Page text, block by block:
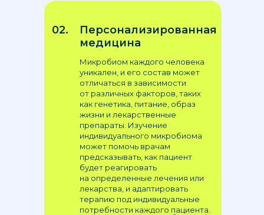
Персонализированная
медицина
02.
Микробиом каждого человека
уникален, и его состав может
отличаться в зависимости
от различных факторов, таких
как генетика, питание, образ
жизни и лекарственные
препараты. Изучение
индивидуального микробиома
может помочь врачам
предсказывать, как пациент
будет реагировать
на определенные лечения или
лекарства, и адаптировать
терапию под индивидуальные
потребности каждого пациента.